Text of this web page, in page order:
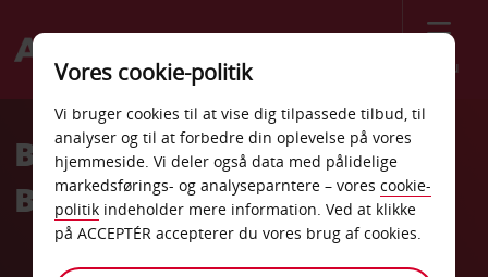
Menu
Welcome
AvisBilleje Lyon St-Exupery
Banegård
Vores cookie-politik
Vi bruger cookies til at vise dig tilpassede tilbud, til
analyser og til at forbedre din oplevelse på vores
hjemmeside. Vi deler også data med pålidelige
markedsførings- og analyseparntere – vores cookie-
politik indeholder mere information. Ved at klikke
på ACCEPTÉR accepterer du vores brug af cookies.